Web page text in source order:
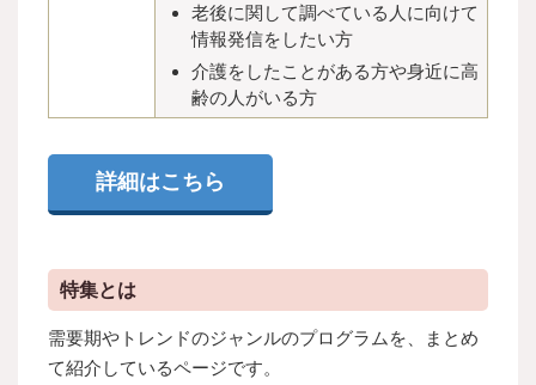
老後に関して調べている人に向けて
情報発信をしたい方
介護をしたことがある方や身近に高
齢の人がいる方
詳細はこちら
特集とは
需要期やトレンドのジャンルのプログラムを、まとめ
て紹介しているページです。